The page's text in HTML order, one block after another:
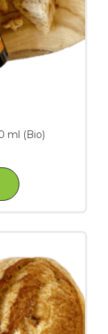
ml (Bio)